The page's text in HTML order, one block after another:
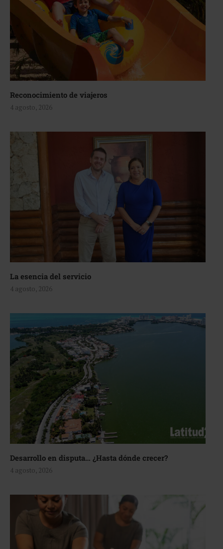
Reconocimiento de viajeros
4 agosto, 2026
La esencia del servicio
4 agosto, 2026
Desarrollo en disputa… ¿Hasta dónde crecer?
4 agosto, 2026